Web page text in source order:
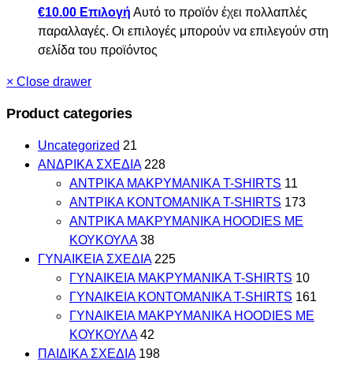
€10.00 Επιλογή Αυτό το προϊόν έχει πολλαπλές
παραλλαγές. Οι επιλογές μπορούν να επιλεγούν στη
σελίδα του προϊόντος
× Close drawer
Product categories
Uncategorized 21
ΑΝΔΡΙΚΑ ΣΧΕΔΙΑ 228
ΑΝΤΡΙΚΑ MAKΡYMANIKA T-SHIRTS 11
ΑΝΤΡΙΚΑ ΚΟΝΤΟΜΑΝΙΚΑ T-SHIRTS 173
ΑΝΤΡΙΚΑ ΜΑΚΡΥΜΑΝΙΚΑ HOODIES ΜΕ
ΚΟΥΚΟΥΛΑ 38
ΓΥΝΑΙΚΕΙΑ ΣΧΕΔΙΑ 225
ΓΥΝΑΙΚΕΙΑ MAKΡYMANIKA T-SHIRTS 10
ΓΥΝΑΙΚΕΙΑ ΚΟΝΤΟΜΑΝΙΚΑ T-SHIRTS 161
ΓΥΝΑΙΚΕΙΑ ΜΑΚΡΥΜΑΝΙΚΑ HOODIES ΜΕ
ΚΟΥΚΟΥΛΑ 42
ΠΑΙΔΙΚΑ ΣΧΕΔΙΑ 198